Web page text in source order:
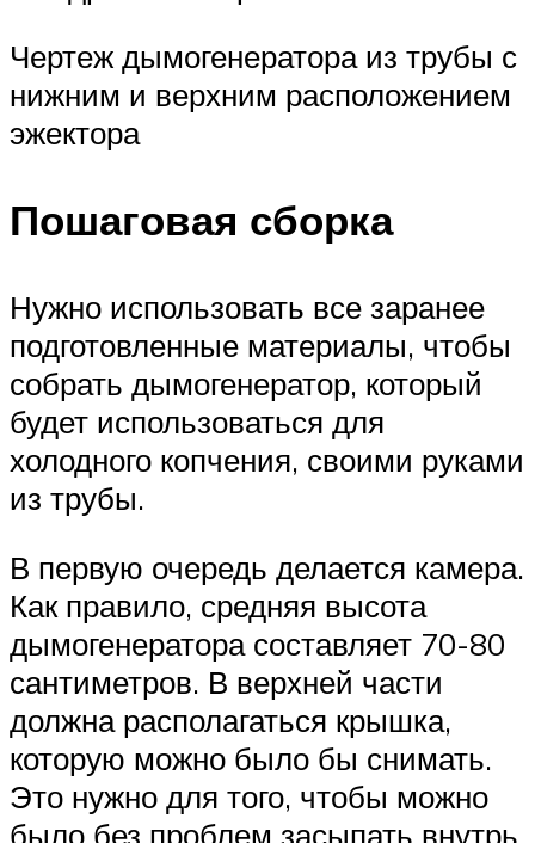
Чертеж дымогенератора из трубы с
нижним и верхним расположением
эжектора
Пошаговая сборка
Нужно использовать все заранее
подготовленные материалы, чтобы
собрать дымогенератор, который
будет использоваться для
холодного копчения, своими руками
из трубы.
В первую очередь делается камера.
Как правило, средняя высота
дымогенератора составляет 70-80
сантиметров. В верхней части
должна располагаться крышка,
которую можно было бы снимать.
Это нужно для того, чтобы можно
было без проблем засыпать внутрь